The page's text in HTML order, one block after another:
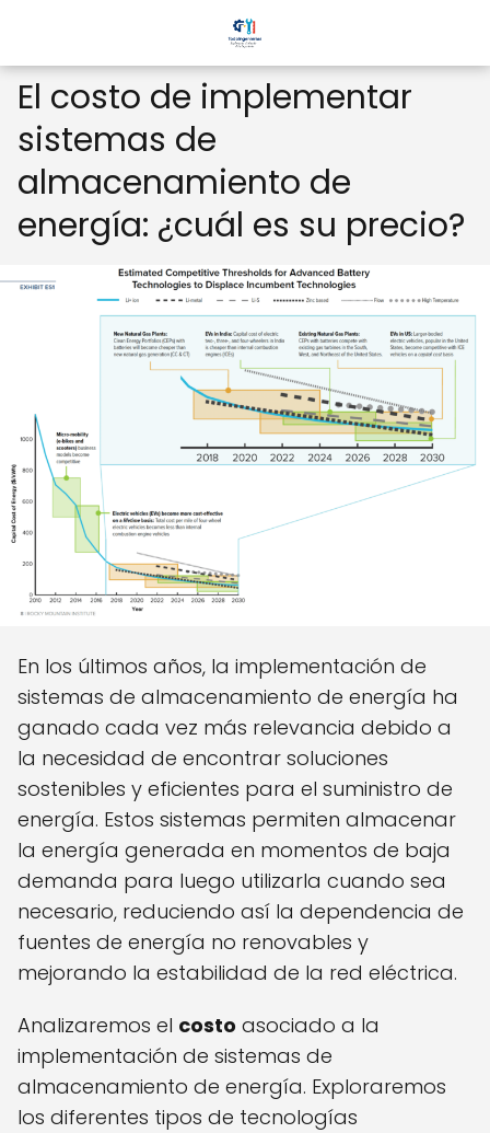
El costo de implementar
sistemas de
almacenamiento de
energía: ¿cuál es su precio?
En los últimos años, la implementación de
sistemas de almacenamiento de energía ha
ganado cada vez más relevancia debido a
la necesidad de encontrar soluciones
sostenibles y eficientes para el suministro de
energía. Estos sistemas permiten almacenar
la energía generada en momentos de baja
demanda para luego utilizarla cuando sea
necesario, reduciendo así la dependencia de
fuentes de energía no renovables y
mejorando la estabilidad de la red eléctrica.
Analizaremos el costo asociado a la
implementación de sistemas de
almacenamiento de energía. Exploraremos
los diferentes tipos de tecnologías